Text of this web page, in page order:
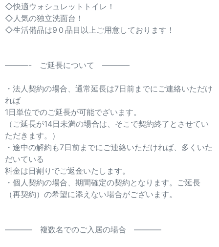
◇快適ウォシュレットトイレ！
◇人気の独立洗面台！
◇生活備品は9０品目以上ご用意しております！
———- ご延長について ———–
・法人契約の場合、通常延長は7日前までにご連絡いただけ
れば
1日単位でのご延長が可能でざいます。
（ご延長が14日未満の場合は、そこで契約終了とさせてい
ただきます。）
・途中の解約も7日前までにご連絡いただければ、多くいた
だいている
料金は日割りでご返金いたします。
・個人契約の場合、期間確定の契約となります。ご延長
（再契約）の希望に添えない場合がございます。
———– 複数名でのご入居の場合 ———–